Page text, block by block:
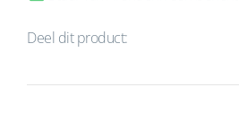
Deel dit product: